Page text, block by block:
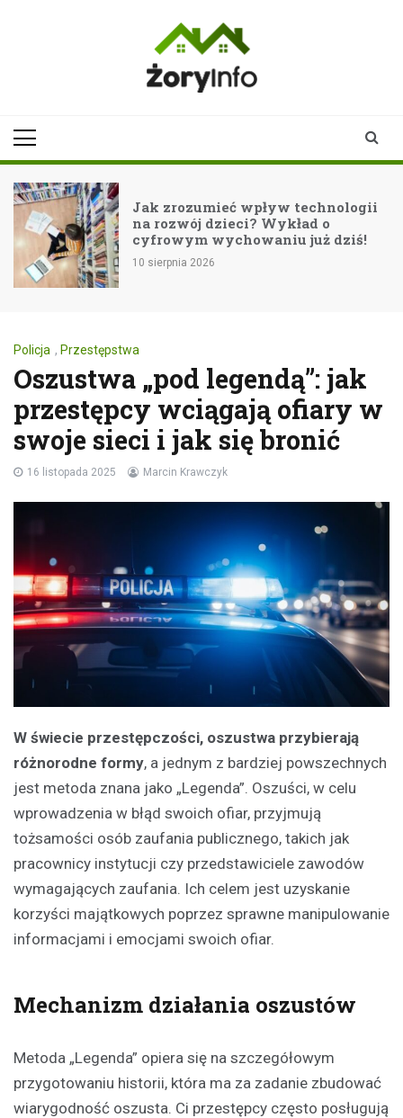
technologii
o
już dziś!
Festiwal SARI: Rytmy
w sercu Żor!
Policja , Przestępstwa
Oszustwa „pod legendą”: jak
przestępcy wciągają ofiary w
swoje sieci i jak się bronić
16 listopada 2025 Marcin Krawczyk
W świecie przestępczości, oszustwa przybierają
różnorodne formy, a jednym z bardziej powszechnych
jest metoda znana jako „Legenda”. Oszuści, w celu
wprowadzenia w błąd swoich ofiar, przyjmują
tożsamości osób zaufania publicznego, takich jak
pracownicy instytucji czy przedstawiciele zawodów
wymagających zaufania. Ich celem jest uzyskanie
korzyści majątkowych poprzez sprawne manipulowanie
informacjami i emocjami swoich ofiar.
Mechanizm działania oszustów
Metoda „Legenda” opiera się na szczegółowym
przygotowaniu historii, która ma za zadanie zbudować
wiarygodność oszusta. Ci przestępcy często posługują